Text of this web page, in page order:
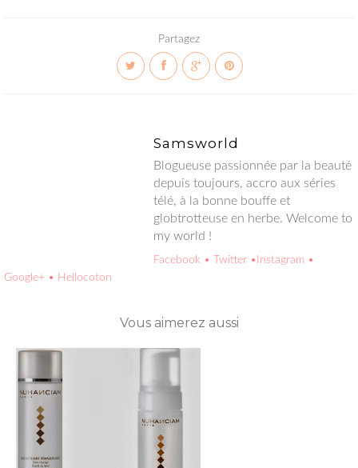
Partagez
Blogueuse passionnée par la beauté depuis toujours, accro aux
séries télé, à la bonne bouffe et globtrotteuse en herbe.
•Instagram • Google+ • Hellocoton